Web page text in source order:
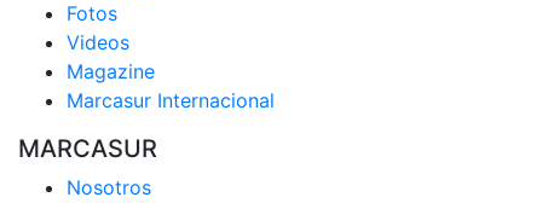
Fotos
Videos
Magazine
Marcasur Internacional
MARCASUR
Nosotros